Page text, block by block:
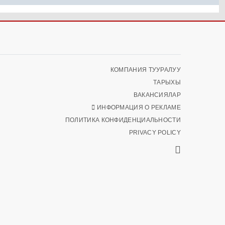
КОМПАНИЯ ТУУРАЛУУ
ТАРЫХЫ
ВАКАНСИЯЛАР
ИНФОРМАЦИЯ О РЕКЛАМЕ
ПОЛИТИКА КОНФИДЕНЦИАЛЬНОСТИ
PRIVACY POLICY